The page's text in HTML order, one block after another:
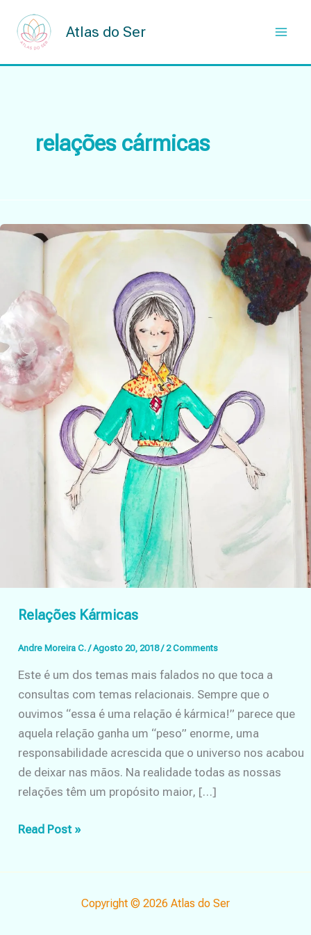
content
Atlas do Ser
relações cármicas
Relações Kármicas
Andre Moreira C. /Agosto 20, 2018/ 2 Comments
Este é um dos temas mais falados no que toca a
consultas com temas relacionais. Sempre que o
ouvimos “essa é uma relação é kármica!” parece que
aquela relação ganha um “peso” enorme, uma
responsabilidade acrescida que o universo nos acabou
de deixar nas mãos. Na realidade todas as nossas
relações têm um propósito maior, […]
Relações
Read Post »
Copyright © 2026 Atlas do Ser